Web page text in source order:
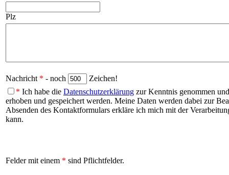
Plz
Nachricht * - noch
Zeichen!
* Ich habe die Datenschutzerklärung zur Kenntnis genommen
erhoben und gespeichert werden. Meine Daten werden dabei zur
Absenden des Kontaktformulars erkläre ich mich mit der
kann.
Felder mit einem * sind Pflichtfelder.